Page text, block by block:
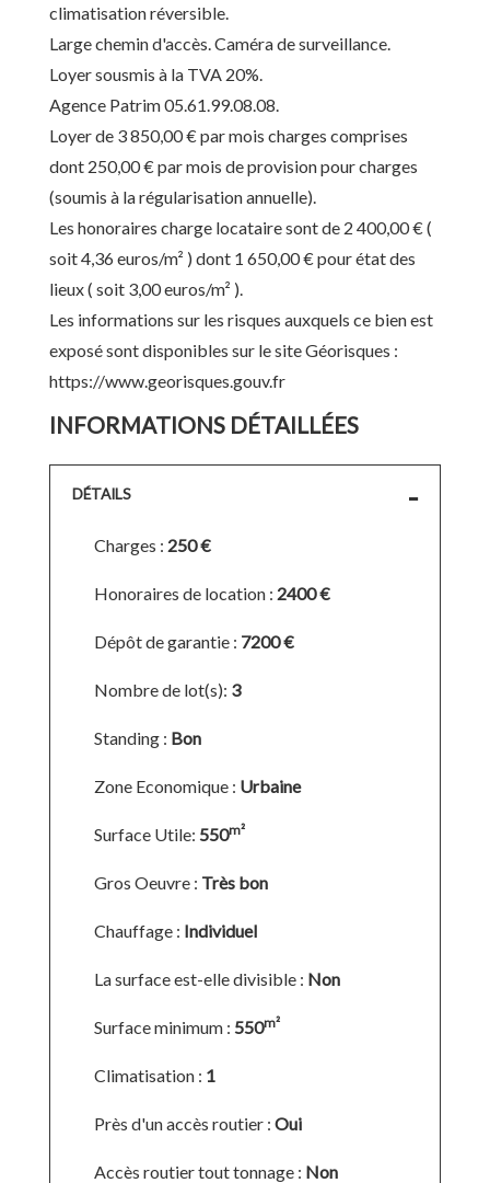
climatisation réversible.
Large chemin d'accès. Caméra de surveillance.
Loyer sousmis à la TVA 20%.
Agence Patrim 05.61.99.08.08.
Loyer de 3 850,00 € par mois charges comprises
dont 250,00 € par mois de provision pour charges
(soumis à la régularisation annuelle).
Les honoraires charge locataire sont de 2 400,00 € (
soit 4,36 euros/m² ) dont 1 650,00 € pour état des
lieux ( soit 3,00 euros/m² ).
Les informations sur les risques auxquels ce bien est
exposé sont disponibles sur le site Géorisques :
https://www.georisques.gouv.fr
INFORMATIONS DÉTAILLÉES
DÉTAILS
Charges : 250 €
Honoraires de location : 2400 €
Dépôt de garantie : 7200 €
Nombre de lot(s): 3
Standing : Bon
Zone Economique : Urbaine
Surface Utile: 550m²
Gros Oeuvre : Très bon
Chauffage : Individuel
La surface est-elle divisible : Non
Surface minimum : 550m²
Climatisation : 1
Près d'un accès routier : Oui
Accès routier tout tonnage : Non